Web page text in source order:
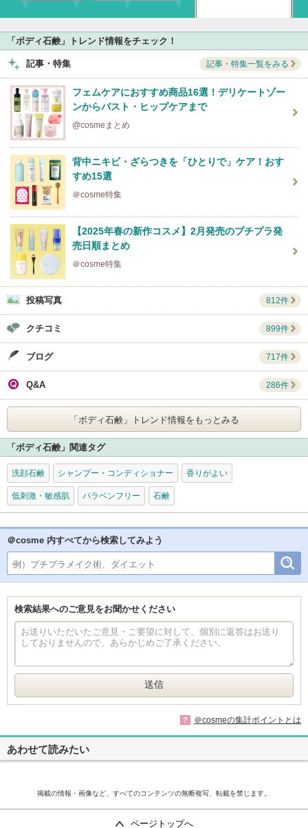
「ボディ石鹸」トレンド情報をチェック！
記事・特集 記事・特集一覧をみる
フェムケアにおすすめ商品16選！デリケートゾー
ンからバスト・ヒップケアまで
@cosmeまとめ
背中ニキビ・ざらつきを「ひとりで」ケア！おす
すめ15選
＠cosme特集
【2025年春の新作コスメ】2月発売のプチプラ発
売日順まとめ
＠cosme特集
投稿写真 812件
クチコミ 899件
ブログ 717件
Q&A 286件
「ボディ石鹸」 トレンド情報をもっとみる
「ボディ石鹸」関連タグ
洗顔石鹸 シャンプー・コンディショナー 香りがよい
低刺激・敏感肌 パラベンフリー 石鹸
＠cosme 内すべてから検索してみよう
検索結果へのご意見をお聞かせください
? ＠cosmeの集計ポイントとは
あわせて読みたい
掲載の情報・画像など、すべてのコンテンツの無断複写、転載を禁じます。
ページトップへ